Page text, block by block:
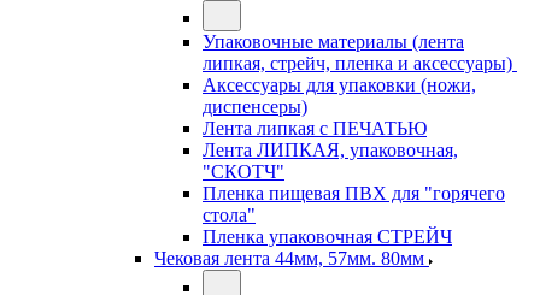
Упаковочные материалы (лента
липкая, стрейч, пленка и аксессуары)
Аксессуары для упаковки (ножи,
диспенсеры)
Лента липкая с ПЕЧАТЬЮ
Лента ЛИПКАЯ, упаковочная,
"СКОТЧ"
Пленка пищевая ПВХ для "горячего
стола"
Пленка упаковочная СТРЕЙЧ
Чековая лента 44мм, 57мм. 80мм